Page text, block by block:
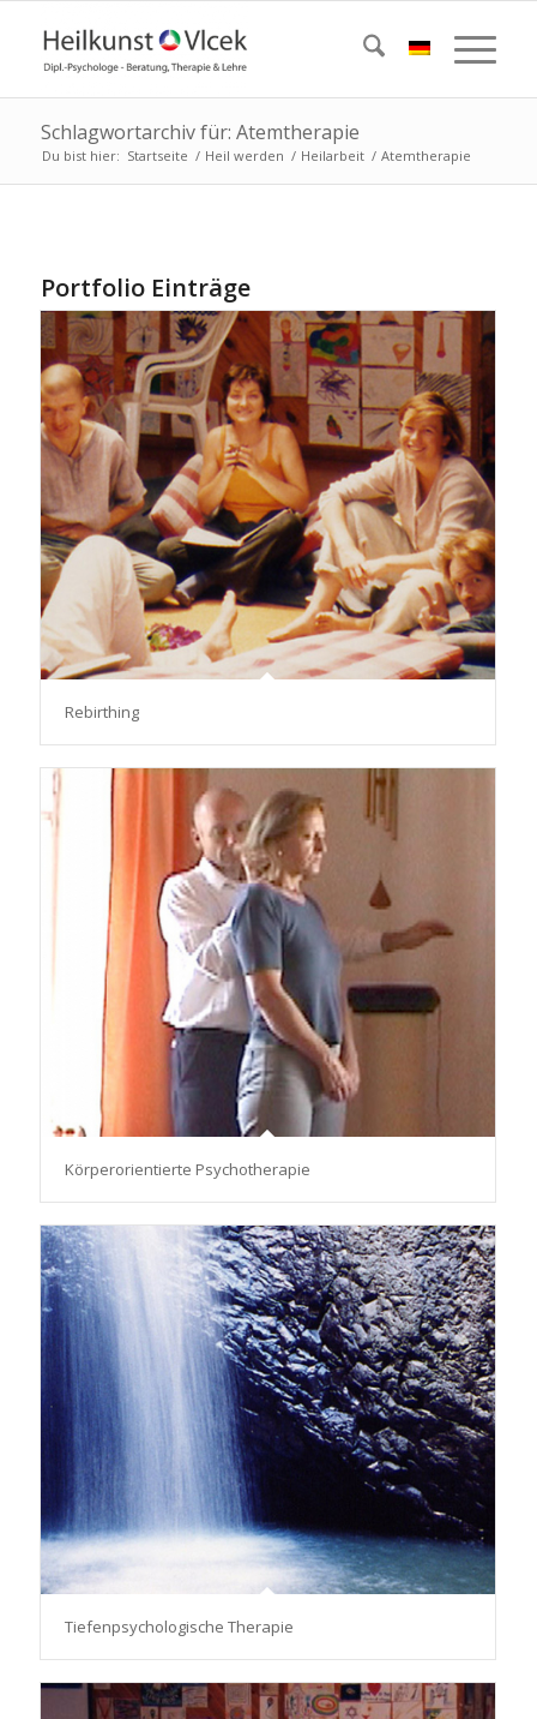
Schlagwortarchiv für: Atemtherapie
Du bist hier: Startseite / Heil werden / Heilarbeit / Atemtherapie
Portfolio Einträge
Rebirthing
Körperorientierte Psychotherapie
Tiefenpsychologische Therapie